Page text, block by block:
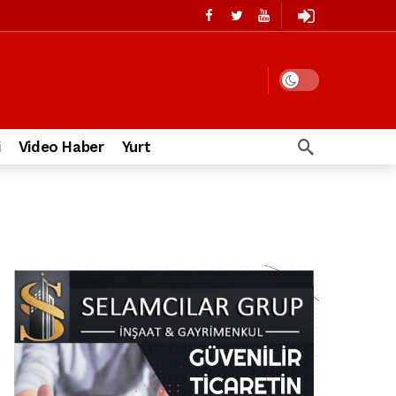
Video Haber Yurt